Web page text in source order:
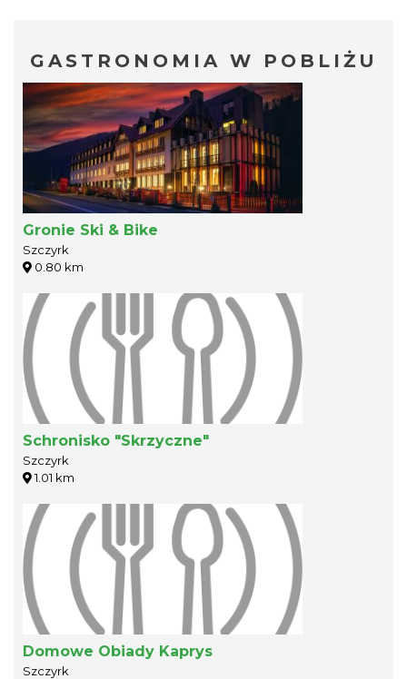
GASTRONOMIA W POBLIŻU
Gronie Ski & Bike
Szczyrk
0.80 km
Schronisko "Skrzyczne"
Szczyrk
1.01 km
Domowe Obiady Kaprys
Szczyrk